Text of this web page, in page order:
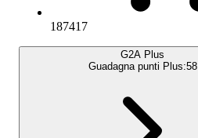
187417
G2A Plus
Guadagna punti Plus:58